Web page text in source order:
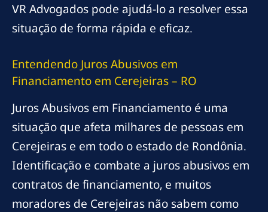
VR Advogados pode ajudá-lo a resolver essa
situação de forma rápida e eficaz.
Entendendo Juros Abusivos em
Financiamento em Cerejeiras – RO
Juros Abusivos em Financiamento é uma
situação que afeta milhares de pessoas em
Cerejeiras e em todo o estado de Rondônia.
Identificação e combate a juros abusivos em
contratos de financiamento, e muitos
moradores de Cerejeiras não sabem como